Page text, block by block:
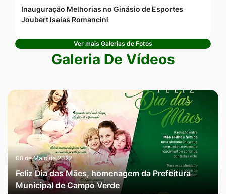
Inauguração Melhorias no Ginásio de Esportes
Joubert Isaias Romancini
Ver mais Galerias de Fotos
Galeria De Vídeos
08 de Maio de 2022
Feliz Dia das Mães, homenagem da Prefeitura
Municipal de Campo Verde